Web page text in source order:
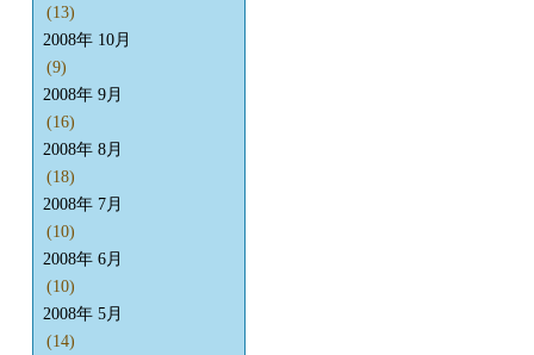
(13)
2008年 10月
(9)
2008年 9月
(16)
2008年 8月
(18)
2008年 7月
(10)
2008年 6月
(10)
2008年 5月
(14)